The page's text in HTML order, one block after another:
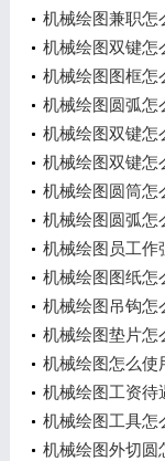
机械绘图兼职怎
机械绘图双键怎
解)
机械绘图图框怎
机械绘图圆弧怎
机械绘图双键怎
机械绘图双键怎
机械绘图圆筒怎
机械绘图圆弧怎
机械绘图员工作
机械绘图图纸怎
机械绘图吊钩怎
绘)
机械绘图垫片怎
机械绘图怎么使
机械绘图工资待
机械绘图工具怎
机械绘图外切圆